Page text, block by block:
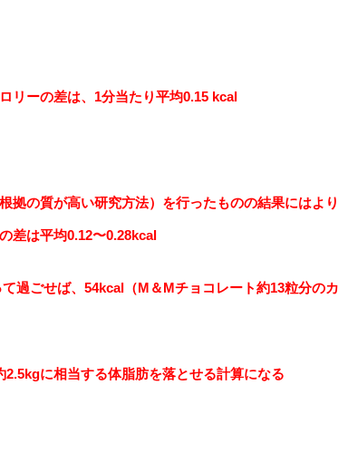
リーの差は、1分当たり平均0.15 kcal
の質が高い研究方法）を行ったものの結果にはより
差は平均0.12〜0.28kcal
過ごせば、54kcal（M＆Mチョコレート約13粒分のカ
に相当する体脂肪を落とせる計算になる